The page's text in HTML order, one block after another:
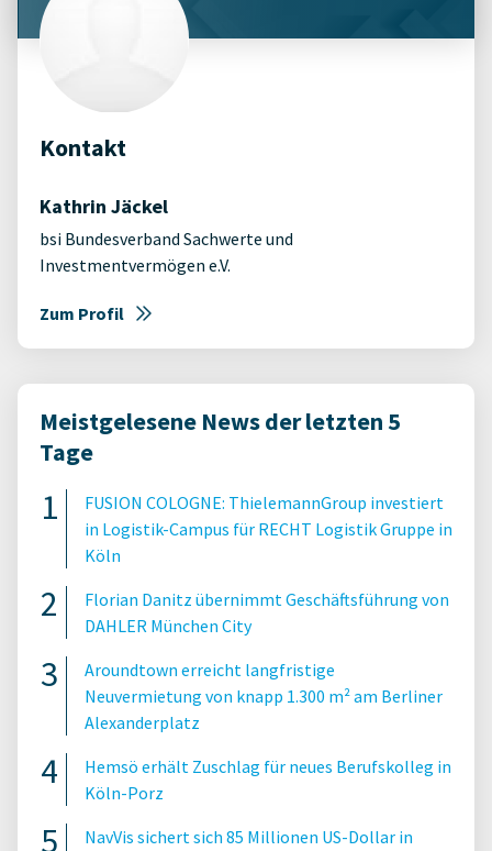
Kontakt
Kathrin Jäckel
bsi Bundesverband Sachwerte und
Investmentvermögen e.V.
Zum Profil
Meistgelesene News der letzten 5
Tage
FUSION COLOGNE: ThielemannGroup investiert
in Logistik-Campus für RECHT Logistik Gruppe in
Köln
Florian Danitz übernimmt Geschäftsführung von
DAHLER München City
Aroundtown erreicht langfristige
Neuvermietung von knapp 1.300 m² am Berliner
Alexanderplatz
Hemsö erhält Zuschlag für neues Berufskolleg in
Köln-Porz
NavVis sichert sich 85 Millionen US-Dollar in